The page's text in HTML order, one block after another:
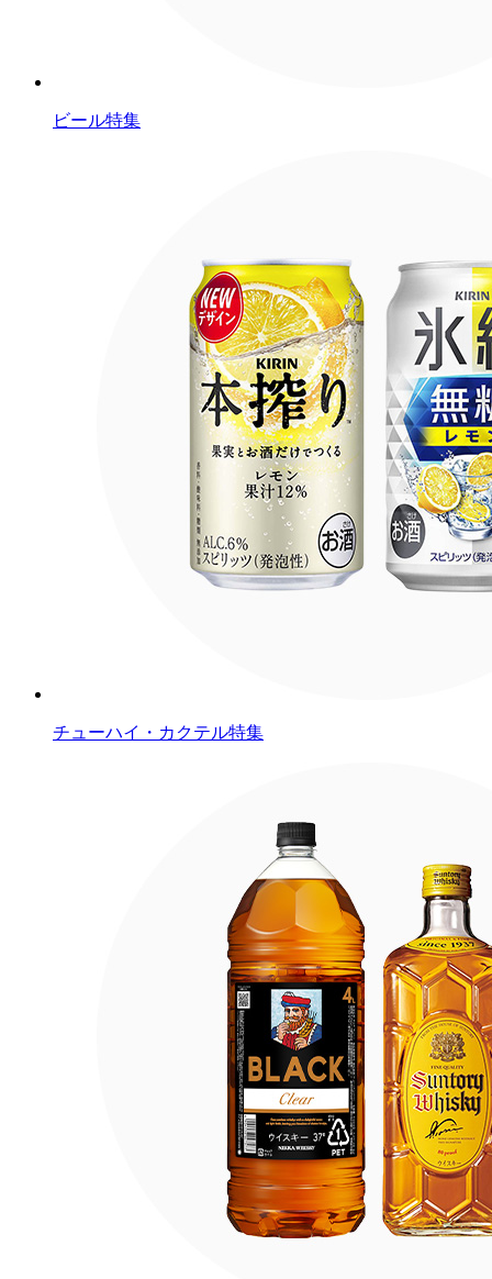
ビール特集
チューハイ・カクテル特集